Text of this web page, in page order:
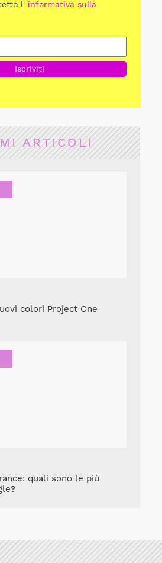
l' informativa sulla
ARTICOLI
colori Project One
quali sono le più